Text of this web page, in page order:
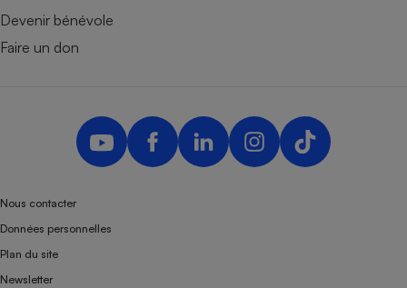
Devenir bénévole
Faire un don
Nous contacter
Données personnelles
Plan du site
Newsletter